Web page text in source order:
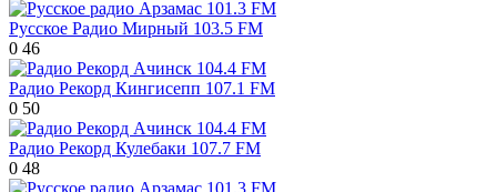
Русское Радио Мирный 103.5 FM
0 46
Радио Рекорд Кингисепп 107.1 FM
0 50
Радио Рекорд Кулебаки 107.7 FM
0 48